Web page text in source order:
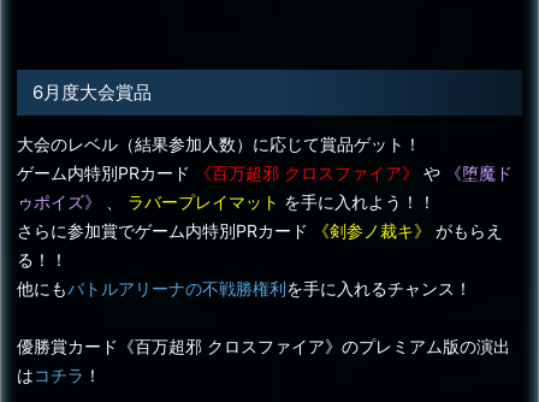
6月度大会賞品
大会のレベル（結果参加人数）に応じて賞品ゲット！
ゲーム内特別PRカード
《百万超邪 クロスファイア》 や
《堕魔ド
ゥポイズ》
ラバープレイマット を手に入れよう！！
さらに参加賞でゲーム内特別PRカード
《剣参ノ裁キ》 がもらえ
る！！
他にもバトルアリーナの不戦勝権利を手に入れるチャンス！
優勝賞カード《百万超邪 クロスファイア》のプレミアム版の演出
はコチラ ！